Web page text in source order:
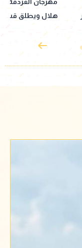
أعتذر عندما